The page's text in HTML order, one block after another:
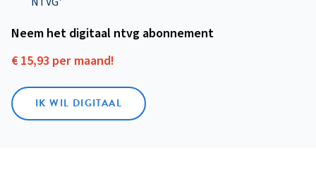
Neem het digitaal ntvg abonnement
€ 15,93 per maand!
IK WIL DIGITAAL